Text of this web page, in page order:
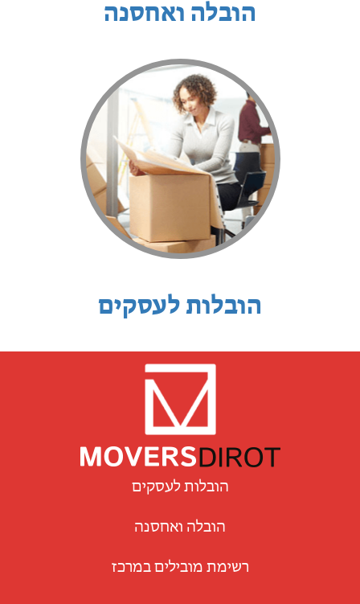
הובלה ואחסנה
הובלות לעסקים
הובלות לעסקים
הובלה ואחסנה
רשימת מובילים במרכז